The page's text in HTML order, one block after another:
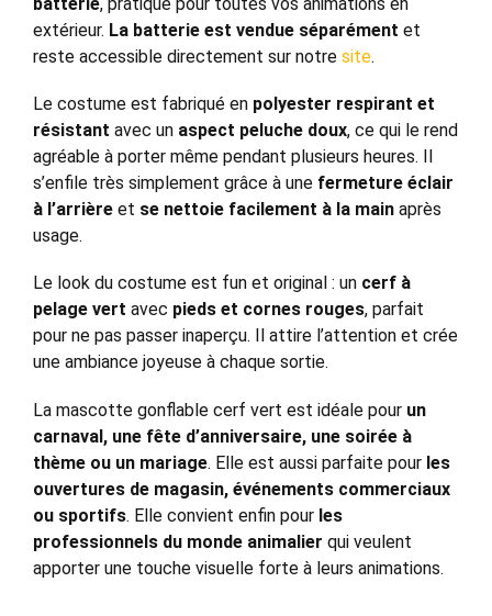
extérieur. La batterie est vendue séparément et
reste accessible directement sur notre site.
Le costume est fabriqué en polyester respirant et
résistant avec un aspect peluche doux, ce qui le rend
agréable à porter même pendant plusieurs heures. Il
s’enfile très simplement grâce à une fermeture éclair
à l’arrière et se nettoie facilement à la main après
usage.
Le look du costume est fun et original : un cerf à
pelage vert avec pieds et cornes rouges, parfait
pour ne pas passer inaperçu. Il attire l’attention et crée
une ambiance joyeuse à chaque sortie.
La mascotte gonflable cerf vert est idéale pour un
carnaval, une fête d’anniversaire, une soirée à
thème ou un mariage. Elle est aussi parfaite pour les
ouvertures de magasin, événements commerciaux
ou sportifs. Elle convient enfin pour les
professionnels du monde animalier qui veulent
apporter une touche visuelle forte à leurs animations.